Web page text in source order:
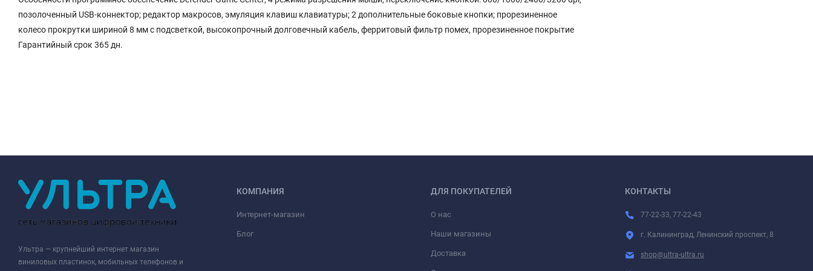
позолоченный USB-коннектор; редактор макросов, эмуляция клавиш клавиатуры; 2 дополнительные боковые кнопки; прорезиненное
колесо прокрутки шириной 8 мм с подсветкой, высокопрочный долговечный кабель, ферритовый фильтр помех, прорезиненное покрытие
Гарантийный срок 365 дн.
Ультра — крупнейший интернет магазин
виниловых пластинок, мобильных телефонов и
КОМПАНИЯ
Интернет-магазин
Блог
ДЛЯ ПОКУПАТЕЛЕЙ
О нас
Наши магазины
Доставка
КОНТАКТЫ
77-22-33, 77-22-43
г. Калининград, Ленинский проспект, 8
shop@ultra-ultra.ru